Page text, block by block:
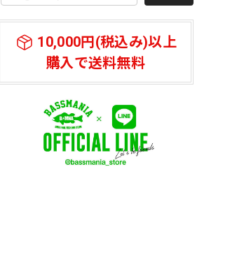
10,000円(税込み)以上
購入で送料無料